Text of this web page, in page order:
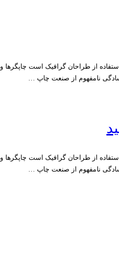
از طراحان گرافیک است چاپگرها و
نامفهوم از صنعت چاپ …
از طراحان گرافیک است چاپگرها و
نامفهوم از صنعت چاپ …